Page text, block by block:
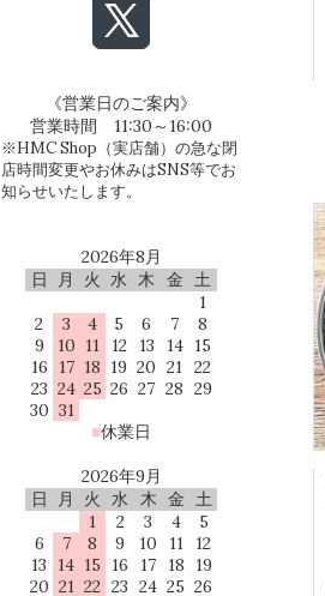
《営業日のご案内》
営業時間 11:30～16:00
※HMC Shop（実店舗）の急な閉
店時間変更やお休みはSNS等でお
知らせいたします。
2026年8月
日
月 火 水 木 金
土
1
2
3 4 5 6 7
8
9
10 11 12 13 14 15
16
17 18 19 20 21
22
23 24 25 26 27 28 29
30 31
■休業日
2026年9月
日
月 火 水 木 金
土
1
2 3 4
5
6
7 8 9 10 11
12
13
14 15 16 17 18
19
20 21 22 23 24 25 26